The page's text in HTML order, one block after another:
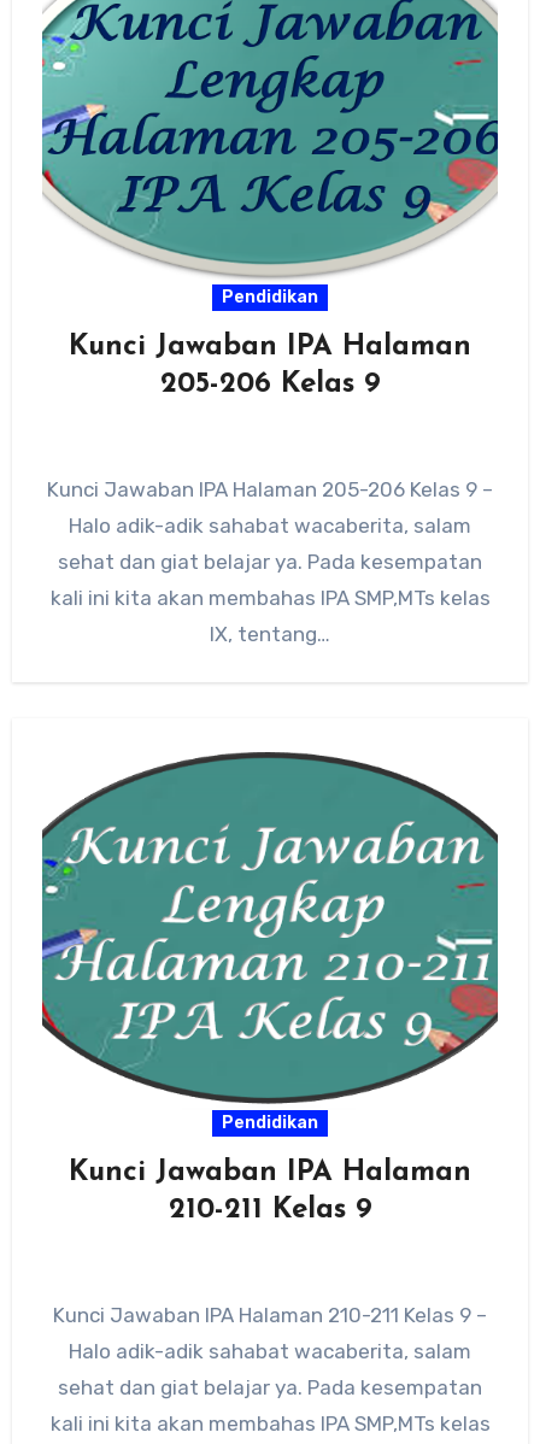
Pendidikan
Kunci Jawaban IPA Halaman
205-206 Kelas 9
Kunci Jawaban IPA Halaman 205-206 Kelas 9 –
Halo adik-adik sahabat wacaberita, salam
sehat dan giat belajar ya. Pada kesempatan
kali ini kita akan membahas IPA SMP,MTs kelas
IX, tentang…
Pendidikan
Kunci Jawaban IPA Halaman
210-211 Kelas 9
Kunci Jawaban IPA Halaman 210-211 Kelas 9 –
Halo adik-adik sahabat wacaberita, salam
sehat dan giat belajar ya. Pada kesempatan
kali ini kita akan membahas IPA SMP,MTs kelas